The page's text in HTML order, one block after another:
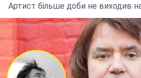
Артист більше доби не виходив